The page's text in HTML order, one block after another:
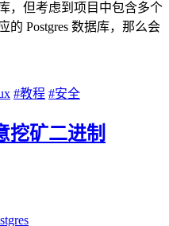
，但考虑到项目中包含多个
的 Postgres 数据库，那么会
#教程 #安全
挖矿二进制